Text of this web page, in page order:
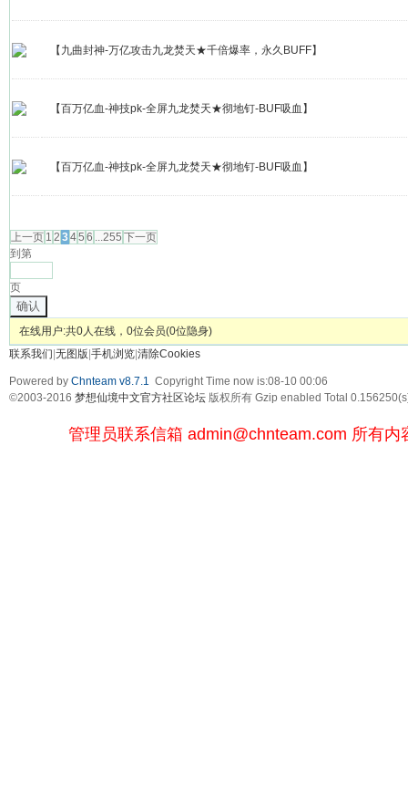
【九曲封神-万亿攻击九龙焚天★千倍爆率，永久BUFF】
【百万亿血-神技pk-全屏九龙焚天★彻地钉-BUF吸血】
【百万亿血-神技pk-全屏九龙焚天★彻地钉-BUF吸血】
上一页 1 2 345 6 ...255 下一页
到第
页
确认
在线用户:共0人在线，0位会员(0位隐身)
联系我们|无图版|手机浏览|清除Cookies
Powered by Chnteam v8.7.1 Copyright Time now is:08-10 00:06
©2003-2016 梦想仙境中文官方社区论坛 版权所有 Gzip enabled Total
管理员联系信箱 admin@chnteam.com 所有内